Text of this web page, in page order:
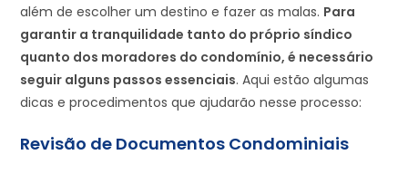
além de escolher um destino e fazer as malas. Para
garantir a tranquilidade tanto do próprio síndico
quanto dos moradores do condomínio, é necessário
seguir alguns passos essenciais. Aqui estão algumas
dicas e procedimentos que ajudarão nesse processo:
Revisão de Documentos Condominiais